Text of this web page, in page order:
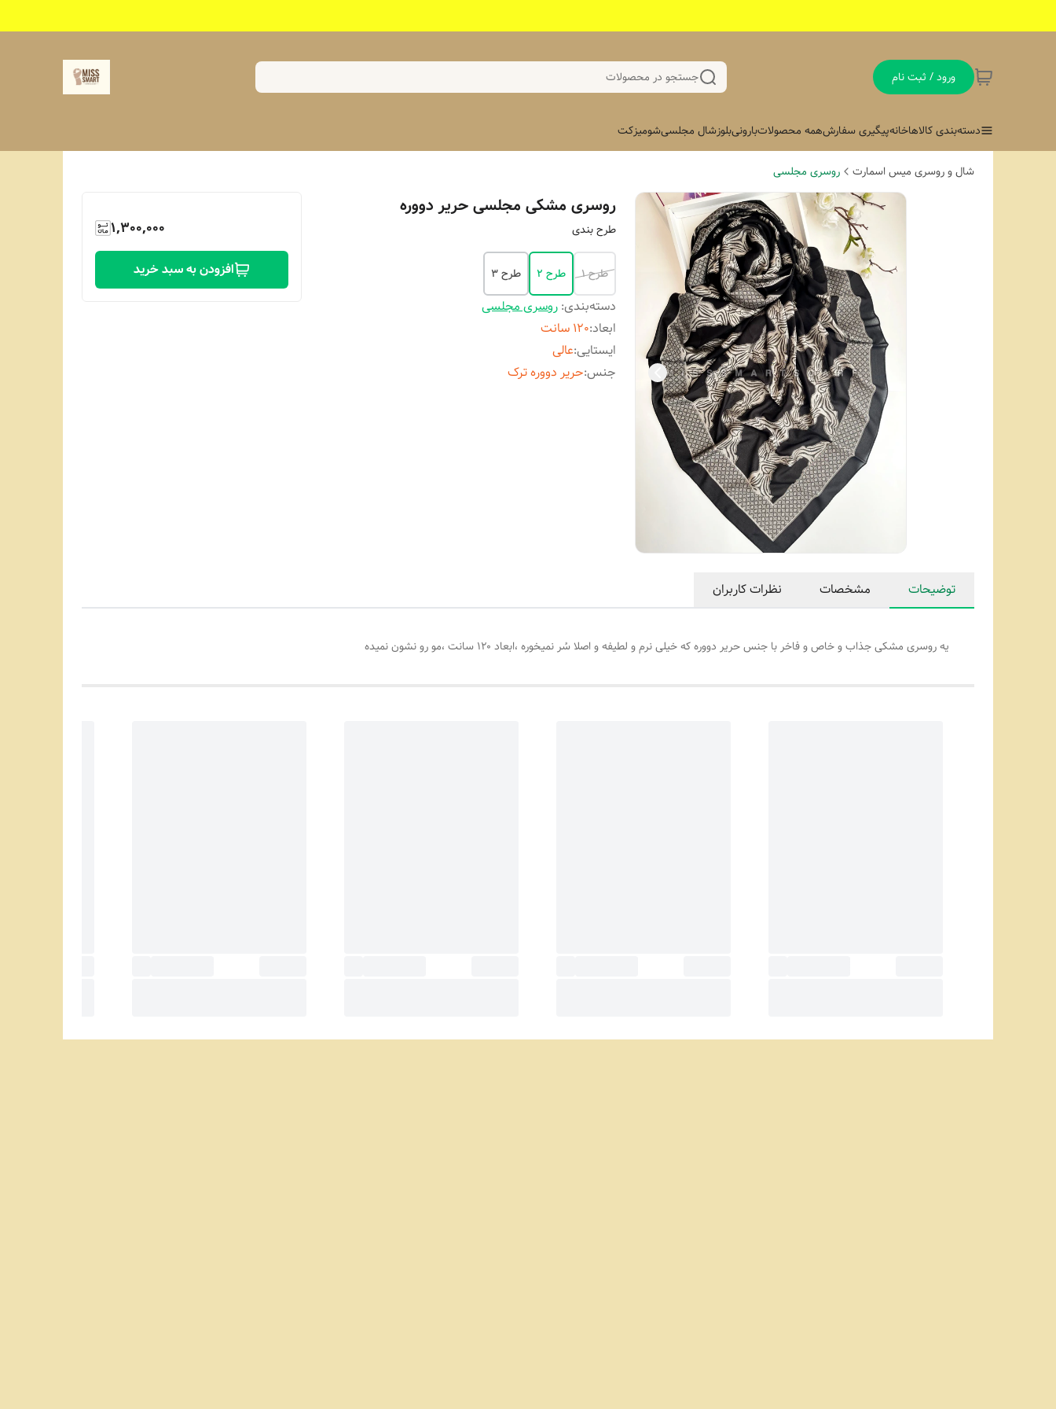
ورود / ثبت نام جستجو در محصولات
دسته‌بندی کالاهاخانهپیگیری سفارشهمه محصولاتبارونیبلوزشال مجلسیشومیزکت
شال و روسری میس اسمارت روسری مجلسی
روسری مشکی مجلسی حریر دووره
طرح بندی
طرح ۱ طرح ۲ طرح ۳
دسته‌بندی: روسری مجلسی
ابعاد:۱۲۰ سانت
ایستایی:عالی
جنس:حریر دووره ترک
1,300,000
افزودن به سبد خرید
توضیحات مشخصات نظرات کاربران
یه روسری مشکی جذاب و خاص و فاخر با جنس حریر دووره که خیلی نرم و لطیفه و اصلا سُر نمیخوره ،ابعاد ۱۲۰ سانت ،مو رو نشون نمیده